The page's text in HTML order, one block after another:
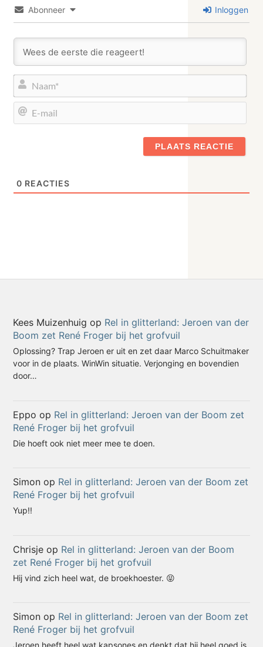
Abonneer Inloggen
0 REACTIES
Kees Muizenhuig op Rel in glitterland: Jeroen van der
Boom zet René Froger bij het grofvuil
Oplossing? Trap Jeroen er uit en zet daar Marco Schuitmaker
voor in de plaats. WinWin situatie. Verjonging en bovendien
door…
Eppo op Rel in glitterland: Jeroen van der Boom zet
René Froger bij het grofvuil
Die hoeft ook niet meer mee te doen.
Simon op Rel in glitterland: Jeroen van der Boom zet
René Froger bij het grofvuil
Yup!!
Chrisje op Rel in glitterland: Jeroen van der Boom
zet René Froger bij het grofvuil
Hij vind zich heel wat, de broekhoester. 😝
Simon op Rel in glitterland: Jeroen van der Boom zet
René Froger bij het grofvuil